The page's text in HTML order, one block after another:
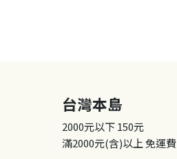
台灣本島
2000元以下150元
滿2000元(含)以上免運費